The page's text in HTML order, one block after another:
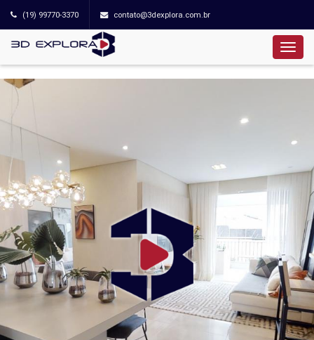
(19) 99770-3370 contato@3dexplora.com.br